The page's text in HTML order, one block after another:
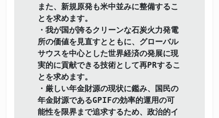
また、新規原発も米中並みに整備するこ
とを求めます。
・我が国が誇るクリーンな石炭火力発電
所の価値を見直すとともに、グローバル
サウスを中心とした世界経済の発展に現
実的に貢献できる技術として再PRするこ
とを求めます。
・厳しい年金財源の現状に鑑み、国民の
年金財源であるGPIFの効率的運用の可
能性を限界まで追求するため、政治的イ